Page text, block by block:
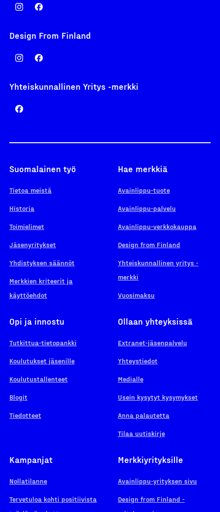
Design From Finland
Yhteiskunnallinen Yritys -merkki
Suomalainen työ
Tietoa meistä
Historia
Toimielimet
Jäsenyritykset
Yhdistyksen säännöt
Merkkien kriteerit ja
käyttöehdot
Hae merkkiä
Avainlippu-tuote
Avainlippu-palvelu
Avainlippu-verkkokauppa
Design from Finland
Yhteiskunnallinen yritys -
merkki
Vuosimaksu
Opi ja innostu
Tutkittua-tietopankki
Koulutukset jäsenille
Koulutustallenteet
Blogit
Tiedotteet
Ollaan yhteyksissä
Extranet-jäsenpalvelu
Yhteystiedot
Medialle
Usein kysytyt kysymykset
Anna palautetta
Tilaa uutiskirje
Kampanjat
Nollatilanne
Tervetuloa kohti positiivista
Merkkiyrityksille
Avainlippu-yrityksen sivu
Design from Finland -